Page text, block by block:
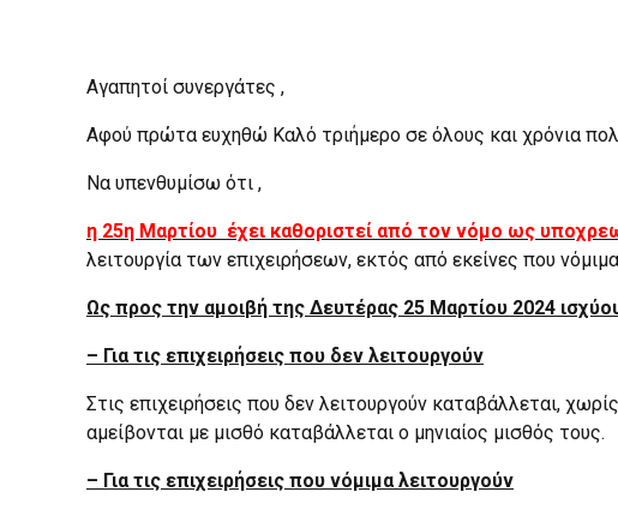
Αγαπητοί συνεργάτες ,
Αφού πρώτα ευχηθώ Καλό τριήμερο σε όλους και χρόνια
Να υπενθυμίσω ότι ,
η 25η Μαρτίου έχει καθοριστεί από τον νόμο ως
λειτουργία των επιχειρήσεων, εκτός από εκείνες που
Ως προς την αμοιβή της Δευτέρας 25 Μαρτίου 2024
– Για τις επιχειρήσεις που δεν λειτουργούν
Στις επιχειρήσεις που δεν λειτουργούν καταβάλλεται,
αμείβονται με μισθό καταβάλλεται ο μηνιαίος μισθός τους.
– Για τις επιχειρήσεις που νόμιμα λειτουργούν